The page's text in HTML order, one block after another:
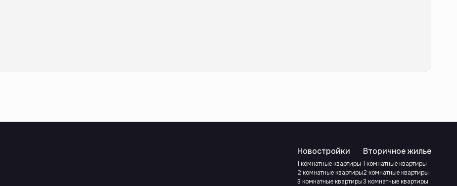
Новостройки
1 комнатные квартиры
2 комнатные квартиры
3 комнатные квартиры
Вторичное жилье
1 комнатные квартиры
2 комнатные квартиры
3 комнатные квартиры